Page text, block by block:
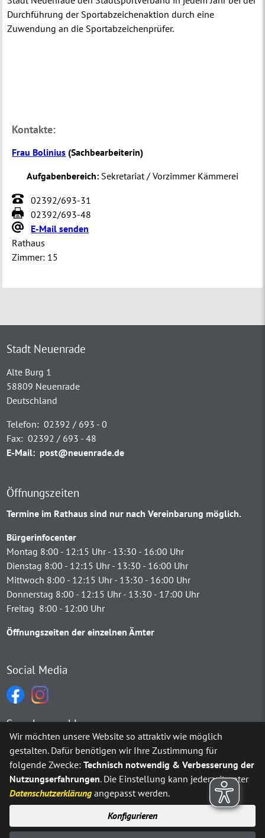
Durchführung der Sportabzeichenaktion durch eine
Zuwendung an die Sportabzeichenprüfer.
Kontakte:
Frau Bolinius (Sachbearbeiterin)
Aufgabenbereich: Sekretariat / Vorzimmer Kämmerei
02392/693-31
02392/693-48
E-Mail senden
Rathaus
Zimmer: 15
Stadt Neuenrade
Alte Burg 1
58809 Neuenrade
Deutschland
Telefon: 02392 / 693 - 0
Fax: 02392 / 693 - 48
E-Mail: post@neuenrade.de
Öffnungszeiten
Termine im Rathaus sind nur nach Vereinbarung möglich.
Bürgerinfocenter
Montag 8:00 - 12:15 Uhr - 13:30 - 16:00 Uhr
Dienstag 8:00 - 12:15 Uhr - 13:30 - 16:00 Uhr
Mittwoch 8:00 - 12:15 Uhr - 13:30 - 16:00 Uhr
Donnerstag 8:00 - 12:15 Uhr - 13:30 - 17:00 Uhr
Freitag 8:00 - 12:00 Uhr
Öffnungszeiten der einzelnen Ämter
Social Media
Sprachauswahl
Möchten Sie vonGoogle Translate bereitgestellte externe
Ja Immer
Wir möchten unsere Website so attraktiv wie möglich
gestalten. Dafür benötigen wir Ihre Zustimmung für
folgende Zwecke:Technisch notwendig & Verbesserung der
Nutzungserfahrungen. Die Einstellung kann jederzeit unter
Datenschutzerklärung angepasst werden.
Konfigurieren